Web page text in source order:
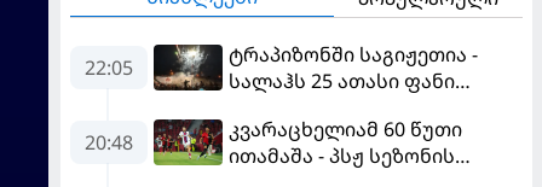
22:05
ტრაპიზონში საგიჟეთია -
სალაჰს 25 ათასი ფანი
20:48
კვარაცხელიამ 60 წუთი
ითამაშა - პსჟ სეზონის